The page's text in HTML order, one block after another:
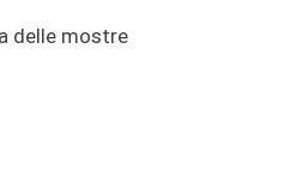
delle mostre